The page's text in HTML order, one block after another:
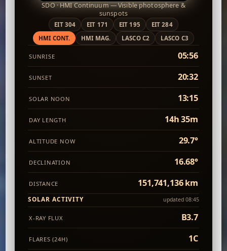
SDO · HMI Continuum — Visible photosphere &
sunspots
EIT 304 EIT 171 EIT 195
EIT 284
HMI CONT.
HMI MAG. LASCO C2 LASCO C3
SUNRISE 05:56
SUNSET 20:32
SOLAR NOON 13:15
DAY LENGTH 14h 35m
ALTITUDE NOW 29.7°
DECLINATION 16.68°
DISTANCE 151,741,136 km
SOLAR ACTIVITY updated 08:45
X-RAY FLUX B3.7
FLARES (24H) 1C